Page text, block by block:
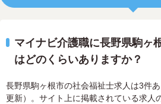
マイナビ介護職に長野県駒ヶ
はどのくらいありますか？
長野県駒ヶ根市の社会福祉士求人は3件
更新）。サイト上に掲載されている求人